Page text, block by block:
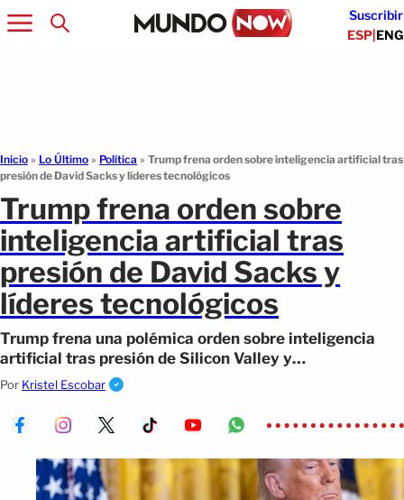
Suscribir
ESP|ENG
Inicio » Lo Último » Política » Trump frena orden sobre inteligencia artificial tras
presión de David Sacks y líderes tecnológicos
Trump frena orden sobre
inteligencia artificial tras
presión de David Sacks y
líderes tecnológicos
Trump frena una polémica orden sobre inteligencia
artificial tras presión de Silicon Valley y
preocupaciones sobre el futuro tecnológico.
Por Kristel Escobar